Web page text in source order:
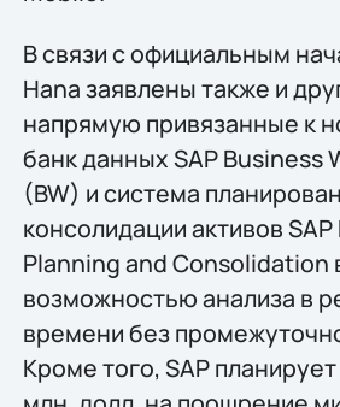
В связи с официальным
Hana заявлены также и
напрямую привязанные к
банк данных SAP Business
(BW) и система
консолидации активов
Planning and Consolidation
возможностью анализа в
времени без
Кроме того, SAP